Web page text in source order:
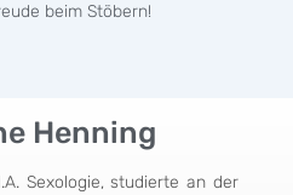
beim Stöbern!
Henning
Sexologie, studierte an der